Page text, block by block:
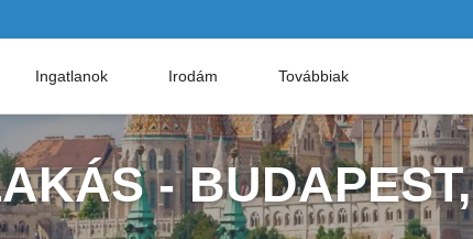
Ingatlanok Irodám Továbbiak
- BUDAPEST,